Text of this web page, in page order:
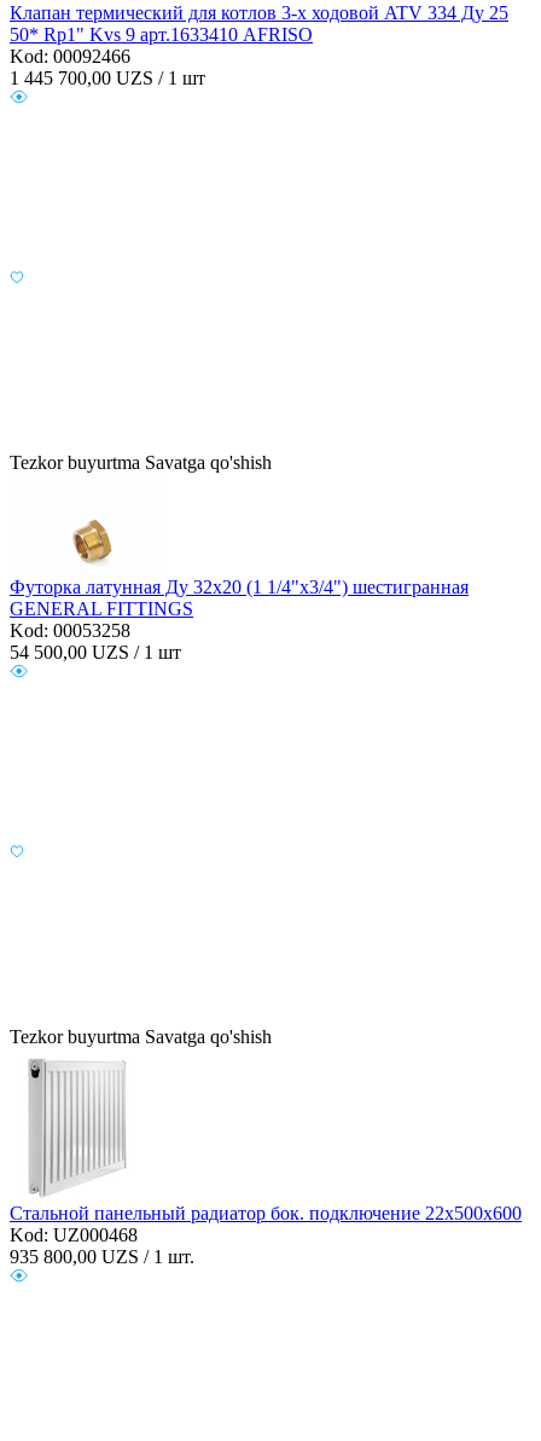
Клапан термический для котлов 3-х ходовой ATV 334 Ду 25
50* Rp1" Kvs 9 арт.1633410 AFRISO
Kod: 00092466
1 445 700,00 UZS / 1 шт
Tezkor buyurtma Savatga qo'shish
Футорка латунная Ду 32х20 (1 1/4"х3/4") шестигранная
GENERAL FITTINGS
Kod: 00053258
54 500,00 UZS / 1 шт
Tezkor buyurtma Savatga qo'shish
Стальной панельный радиатор бок. подключение 22х500х600
Kod: UZ000468
935 800,00 UZS / 1 шт.